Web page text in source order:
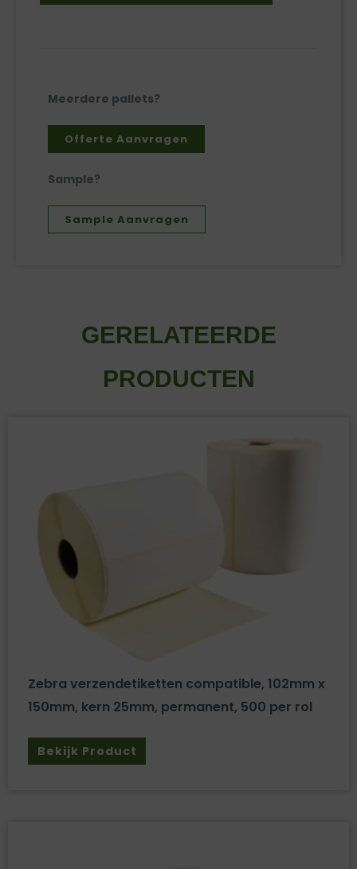
Meerdere pallets?
Offerte Aanvragen
Sample?
Sample Aanvragen
GERELATEERDE
PRODUCTEN
Zebra verzendetiketten compatible, 102mm x
150mm, kern 25mm, permanent, 500 per rol
Bekijk Product